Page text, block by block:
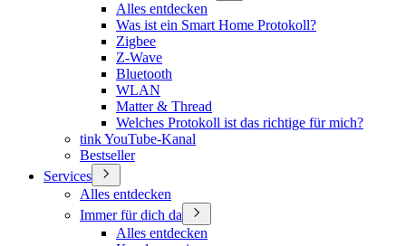
Alles entdecken
Was ist ein Smart Home Protokoll?
Zigbee
Z-Wave
Bluetooth
WLAN
Matter & Thread
Welches Protokoll ist das richtige für mich?
tink YouTube-Kanal
Bestseller
Services
Alles entdecken
Immer für dich da
Alles entdecken